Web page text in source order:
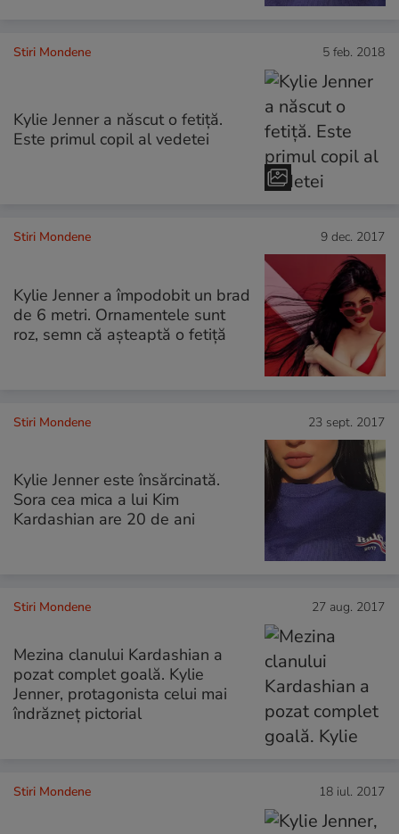
Stiri Mondene 5 feb. 2018
Kylie Jenner a născut o fetiță.
Este primul copil al vedetei
Stiri Mondene 9 dec. 2017
Kylie Jenner a împodobit un brad
de 6 metri. Ornamentele sunt
roz, semn că așteaptă o fetiță
Stiri Mondene 23 sept. 2017
Kylie Jenner este însărcinată.
Sora cea mica a lui Kim
Kardashian are 20 de ani
Stiri Mondene 27 aug. 2017
Mezina clanului Kardashian a
pozat complet goală. Kylie
Jenner, protagonista celui mai
îndrăzneț pictorial
Stiri Mondene 18 iul. 2017